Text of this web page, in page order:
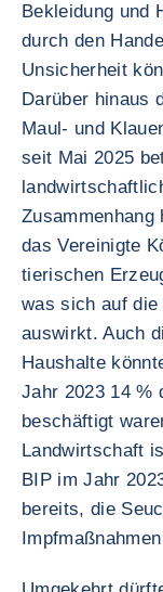
Bekleidung und
durch den
Unsicherheit
Darüber hinaus
Maul- und
seit Mai 2025
Zusammenhang
das Vereinigte
tierischen
was sich auf die
auswirkt. Auch
Haushalte
Jahr 2023 14 %
beschäftigt
Landwirtschaft
BIP im Jahr
bereits, die